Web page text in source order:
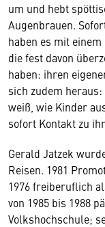
um und hebt
Augenbrauen.
haben es mit
die fest davon
haben: ihren
sich zudem
weiß, wie Kinder
sofort Kontakt zu
Gerald Jatzek
Reisen. 1981
1976 freiberuflich
von 1985 bis 1988
Volkshochschule;